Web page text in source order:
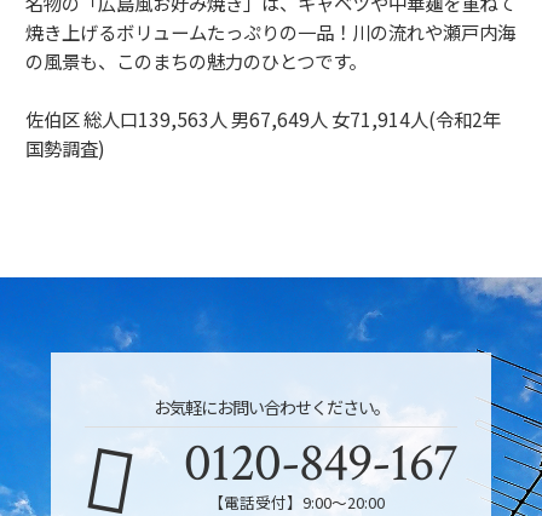
焼き上げるボリュームたっぷりの一品！川の流れや瀬戸内海
の風景も、このまちの魅力のひとつです。
佐伯区 総人口139,563人 男67,649人 女71,914人(令和2年
国勢調査)
お気軽にお問い合わせください。
0120-849-167
【電話受付】9:00〜20:00